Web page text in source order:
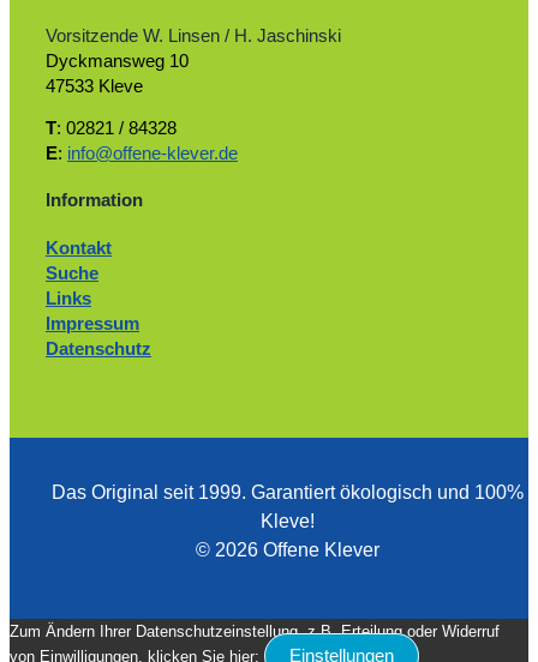
Vorsitzende W. Linsen / H. Jaschinski
Dyckmansweg 10
47533 Kleve
T: 02821 / 84328
E: info@offene-klever.de
Information
Kontakt
Suche
Links
Impressum
Datenschutz
Das Original seit 1999. ­Garantiert ökologisch und 100%
Kleve!
© 2026 Offene Klever
Zum Ändern Ihrer Datenschutzeinstellung, z.B. Erteilung oder Widerruf
von Einwilligungen, klicken Sie hier:
Einstellungen